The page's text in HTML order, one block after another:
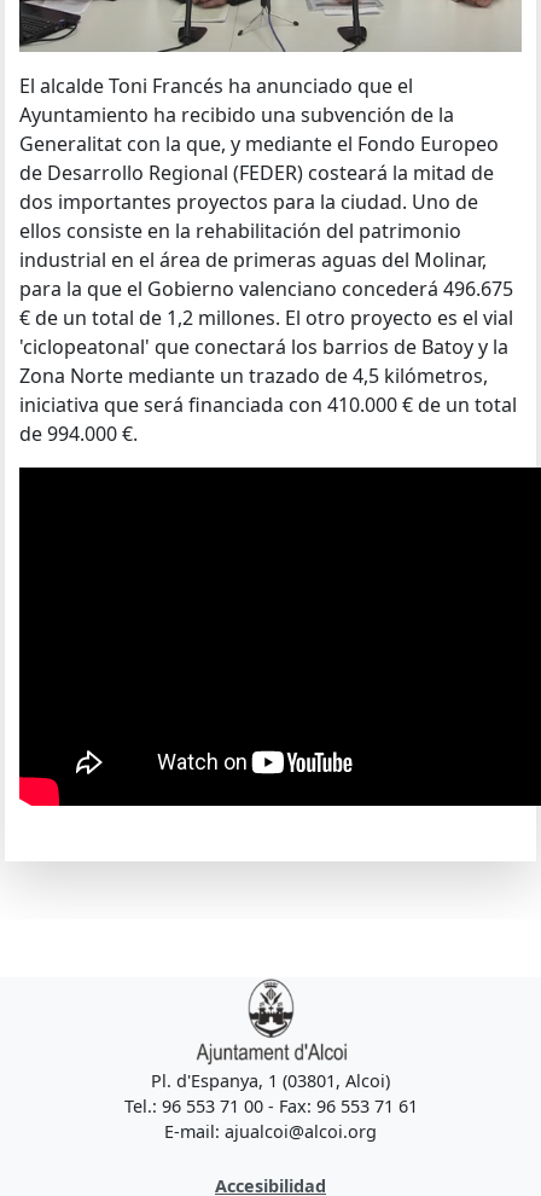
El alcalde Toni Francés ha anunciado que el
Ayuntamiento ha recibido una subvención de la
Generalitat con la que, y mediante el Fondo Europeo
de Desarrollo Regional (FEDER) costeará la mitad de
dos importantes proyectos para la ciudad. Uno de
ellos consiste en la rehabilitación del patrimonio
industrial en el área de primeras aguas del Molinar,
para la que el Gobierno valenciano concederá 496.675
€ de un total de 1,2 millones. El otro proyecto es el vial
'ciclopeatonal' que conectará los barrios de Batoy y la
Zona Norte mediante un trazado de 4,5 kilómetros,
iniciativa que será financiada con 410.000 € de un total
de 994.000 €.
Pl. d'Espanya, 1 (03801, Alcoi)
Tel.: 96 553 71 00 - Fax: 96 553 71 61
E-mail: ajualcoi@alcoi.org
Accesibilidad